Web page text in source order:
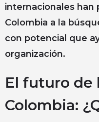
internacionales han
Colombia a la
con potencial que
organización.
El futuro de
Colombia: